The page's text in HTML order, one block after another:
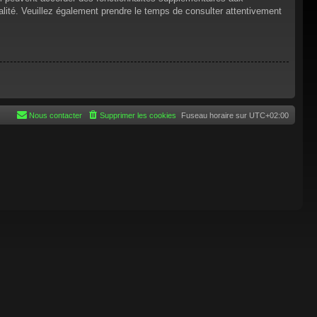
Veuillez également prendre le temps de consulter attentivement
Fuseau horaire sur UTC+02:00
Supprimer les cookies
Nous contacter